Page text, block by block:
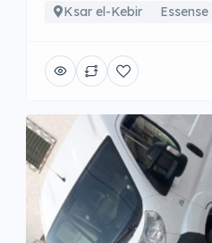
Ksar el-Kebir Essense